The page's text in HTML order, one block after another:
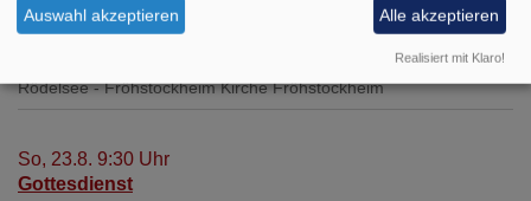
So, 16.8. 10 Uhr
Gottesdienst zur Kirchweih
Rödelsee - Fröhstockheim Kirche Fröhstockheim
So, 23.8. 9:30 Uhr
Gottesdienst
Auswahl akzeptieren Alle akzeptieren
Realisiert mit Klaro!